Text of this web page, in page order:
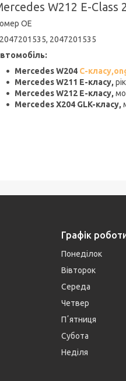
W212 E-Class
OE
2047201535
Mercedes W204 C-
Mercedes W211 E-класу,
Mercedes W212 E-класу,
Mercedes X204 GLK-класу,
Графік
Понеділок
Вівторок
Середа
Четвер
Пʼятниця
Субота
Неділя